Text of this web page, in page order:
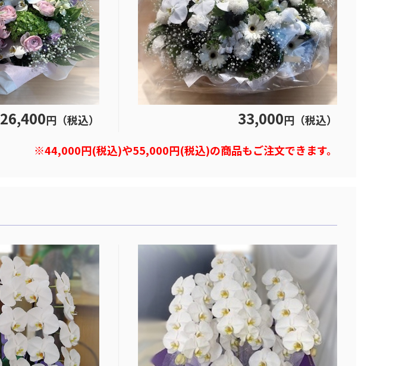
26,400円（税込） 33,000円（税込）
※44,000円(税込)や55,000円(税込)の商品もご注文できます。